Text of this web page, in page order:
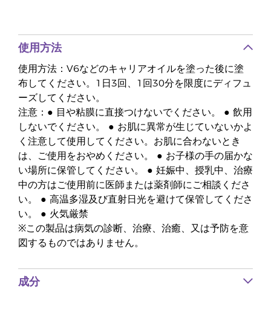
使用方法
使用方法：V6などのキャリアオイルを塗った後に塗
布してください。1日3回、1回30分を限度にディフュ
ーズしてください。
注意：● 目や粘膜に直接つけないでください。 ● 飲用
しないでください。 ● お肌に異常が生じていないかよ
く注意して使用してください。お肌に合わないとき
は、ご使用をおやめください。 ● お子様の手の届かな
い場所に保管してください。 ● 妊娠中、授乳中、治療
中の方はご使用前に医師または薬剤師にご相談くださ
い。 ● 高温多湿及び直射日光を避けて保管してくださ
い。 ● 火気厳禁
※この製品は病気の診断、治療、治癒、又は予防を意
図するものではありません。
成分